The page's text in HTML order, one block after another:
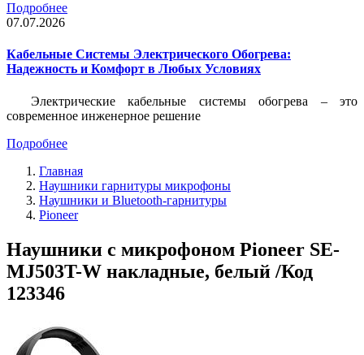
Подробнее
07.07.2026
Кабельные Системы Электрического Обогрева:
Надежность и Комфорт в Любых Условиях
Электрические кабельные системы обогрева – это
современное инженерное решение
Подробнее
Главная
Наушники гарнитуры микрофоны
Наушники и Bluetooth-гарнитуры
Pioneer
Наушники с микрофоном Pioneer SE-
MJ503T-W накладные, белый /Код
123346